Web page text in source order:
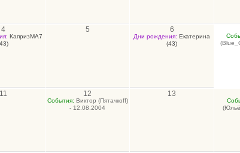
4
КапризМА7
5 6
Дни рождения: Екатерина
(43)
11 12
События: Виктор (Пятачкоff)
- 12.08.2004
13